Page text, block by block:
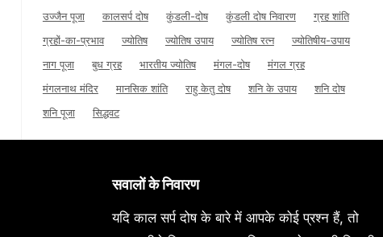
उज्जैन पूजा
कालसर्प दोष कुंडली-दोष कुंडली दोष निवारण
ग्रह शांति
ग्रहों-का-प्रभाव
ज्योतिष ज्योतिष उपाय ज्योतिष रत्न
ज्योतिषीय-उपाय
नाग पूजा
बुध ग्रह भारतीय ज्योतिष मंगल-दोष
मंगल ग्रह
मंगलनाथ मंदिर
मानसिक शांति राहु केतु दोष शनि के उपाय
शनि दोष
शनि पूजा
सिद्धवट
सवालों के निवारण
यदि काल सर्प दोष के बारे में आपके कोई प्रश्न हैं, तो